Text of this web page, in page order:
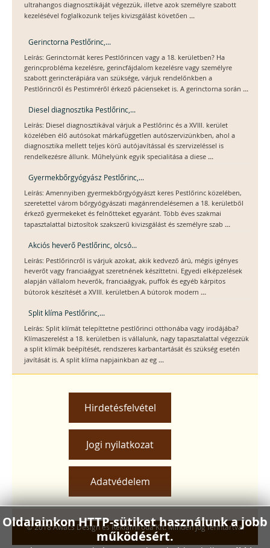
ultrahangos diagnosztikáját végezzük, illetve azok személyre szabott
kezelésével foglalkozunk teljes kivizsgálást követően ...
Gerinctorna Pestlőrinc,...
Leírás: Gerinctornát keres Pestlőrincen vagy a 18. kerületben? Ha
gerincprobléma kezelésre, gerincfájdalom kezelésre vagy személyre
szabott gerincterápiára van szüksége, várjuk rendelőnkben a
Pestlőrincről és Pestimréről érkező pácienseket is. A gerinctorna során ...
Diesel diagnosztika Pestlőrinc,...
Leírás: Diesel diagnosztikával várjuk a Pestlőrinc és a XVIII. kerület
közelében élő autósokat márkafüggetlen autószervizünkben, ahol a
diagnosztika mellett teljes körű autójavítással és szervizeléssel is
rendelkezésre állunk. Műhelyünk egyik specialitása a diese ...
Gyermekbőrgyógyász Pestlőrinc,...
Leírás: Amennyiben gyermekbőrgyógyászt keres Pestlőrinc közelében,
szeretettel várom bőrgyógyászati magánrendelésemen a 18. kerületből
érkező gyermekeket és felnőtteket egyaránt. Több éves szakmai
tapasztalattal biztosítok szakszerű kivizsgálást és személyre szab ...
Akciós heverő Pestlőrinc, olcsó...
Leírás: Pestlőrincről is várjuk azokat, akik kedvező árú, mégis igényes
heverőt vagy franciaágyat szeretnének készíttetni. Egyedi elképzelések
alapján vállalom heverők, franciaágyak, puffok és egyéb kárpitos
bútorok készítését a XVIII. kerületben.A bútorok modern ...
Split klíma Pestlőrinc,...
Leírás: Split klímát telepíttetne pestlőrinci otthonába vagy irodájába?
Klímaszerelést a 18. kerületben is vállalunk, nagy tapasztalattal végezzük
a split klímák beépítését, rendszeres karbantartását és szükség esetén
javítását is. A split klíma napjainkban az eg ...
Hirdetésfelvétel
Jogi nyilatkozat
Adatvédelem
Oldalainkon HTTP-sütiket használunk a jobb
működésért.
© 2018 Awacs Design és Reklámiroda Kft. Minden jog fenntartva.